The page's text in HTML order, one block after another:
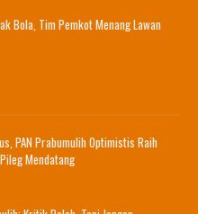
Bola, Tim Pemkot Menang Lawan
PAN Prabumulih Optimistis Raih
Mendatang